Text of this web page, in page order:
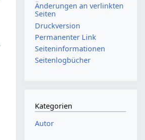
Änderungen an verlinkten
Seiten
Druckversion
Permanenter Link
Seiten­­informationen
Seitenlogbücher
Kategorien
Autor